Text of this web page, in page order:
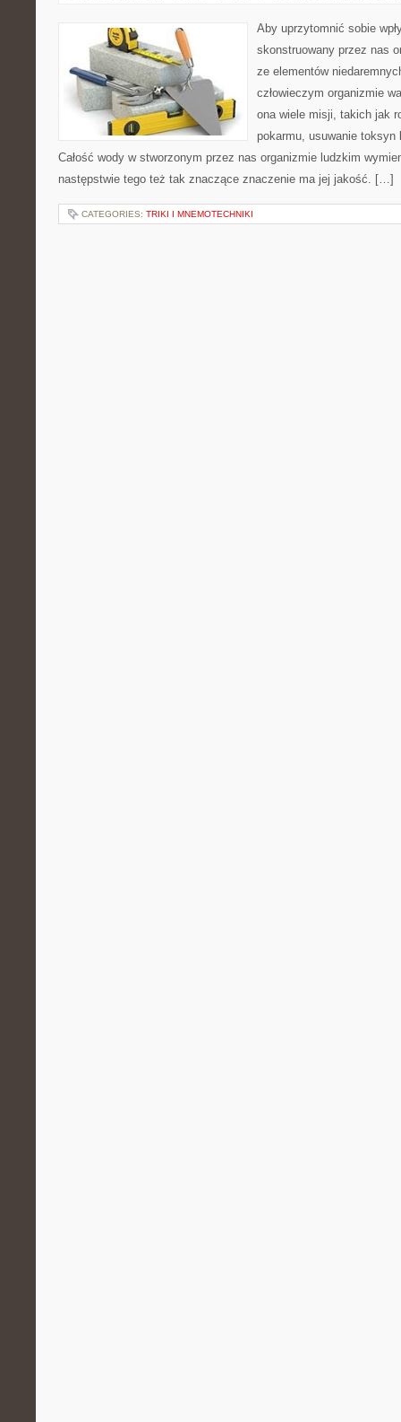
Aby uprzytomnić sobie
skonstruowany przez nas
ze elementów
człowieczym organizmie
ona wiele misji, takich jak
pokarmu, usuwanie toksyn
Całość wody w stworzonym przez nas organizmie ludzkim
następstwie tego też tak znaczące znaczenie ma jej jakość. […]
CATEGORIES: TRIKI I MNEMOTECHNIKI